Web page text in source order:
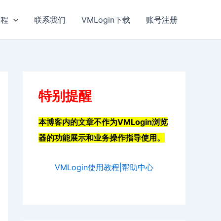
联系我们 VMLogin下载 账号注册
特别提醒
本博客内的文章不作为VMLogin浏览
器的功能展示和业务操作指导使用。
VMLogin使用教程|帮助中心